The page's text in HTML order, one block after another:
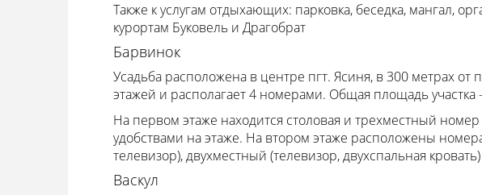
Также к услугам отдыхающих: парковка, беседка, мангал,
курортам Буковель и Драгобрат
Барвинок
Усадьба расположена в центре пгт. Ясиня, в 300 метрах от
этажей и располагает 4 номерами. Общая площадь участка
На первом этаже находится столовая и трехместный
удобствами на этаже. На втором этаже расположены
телевизор), двухместный (телевизор, двухспальная
Васкул